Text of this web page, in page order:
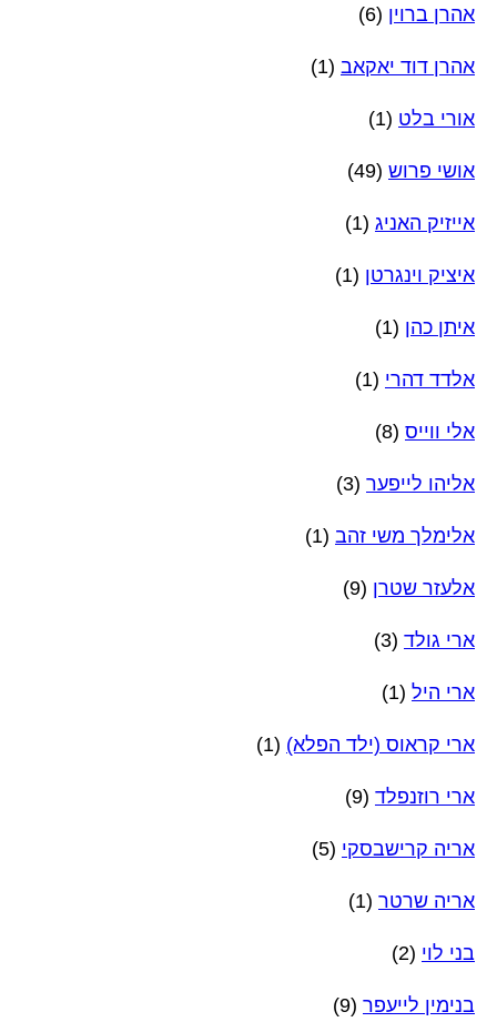
אהרן ברוין (6)
אהרן דוד יאקאב (1)
אורי בלט (1)
אושי פרוש (49)
אייזיק האניג (1)
איציק וינגרטן (1)
איתן כהן (1)
אלדד דהרי (1)
אלי ווייס (8)
אליהו לייפער (3)
אלימלך משי זהב (1)
אלעזר שטרן (9)
ארי גולד (3)
ארי היל (1)
ארי קראוס (ילד הפלא) (1)
ארי רוזנפלד (9)
אריה קרישבסקי (5)
אריה שרטר (1)
בני לוי (2)
בנימין לייעפר (9)